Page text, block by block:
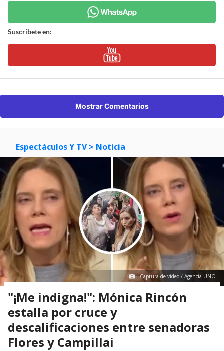
Suscríbete en:
Mostrar Comentarios
Espectáculos Y TV > Noticia
Captura de video / Agencia UNO
"¡Me indigna!": Mónica Rincón
estalla por cruce y
descalificaciones entre senadoras
Flores y Campillai